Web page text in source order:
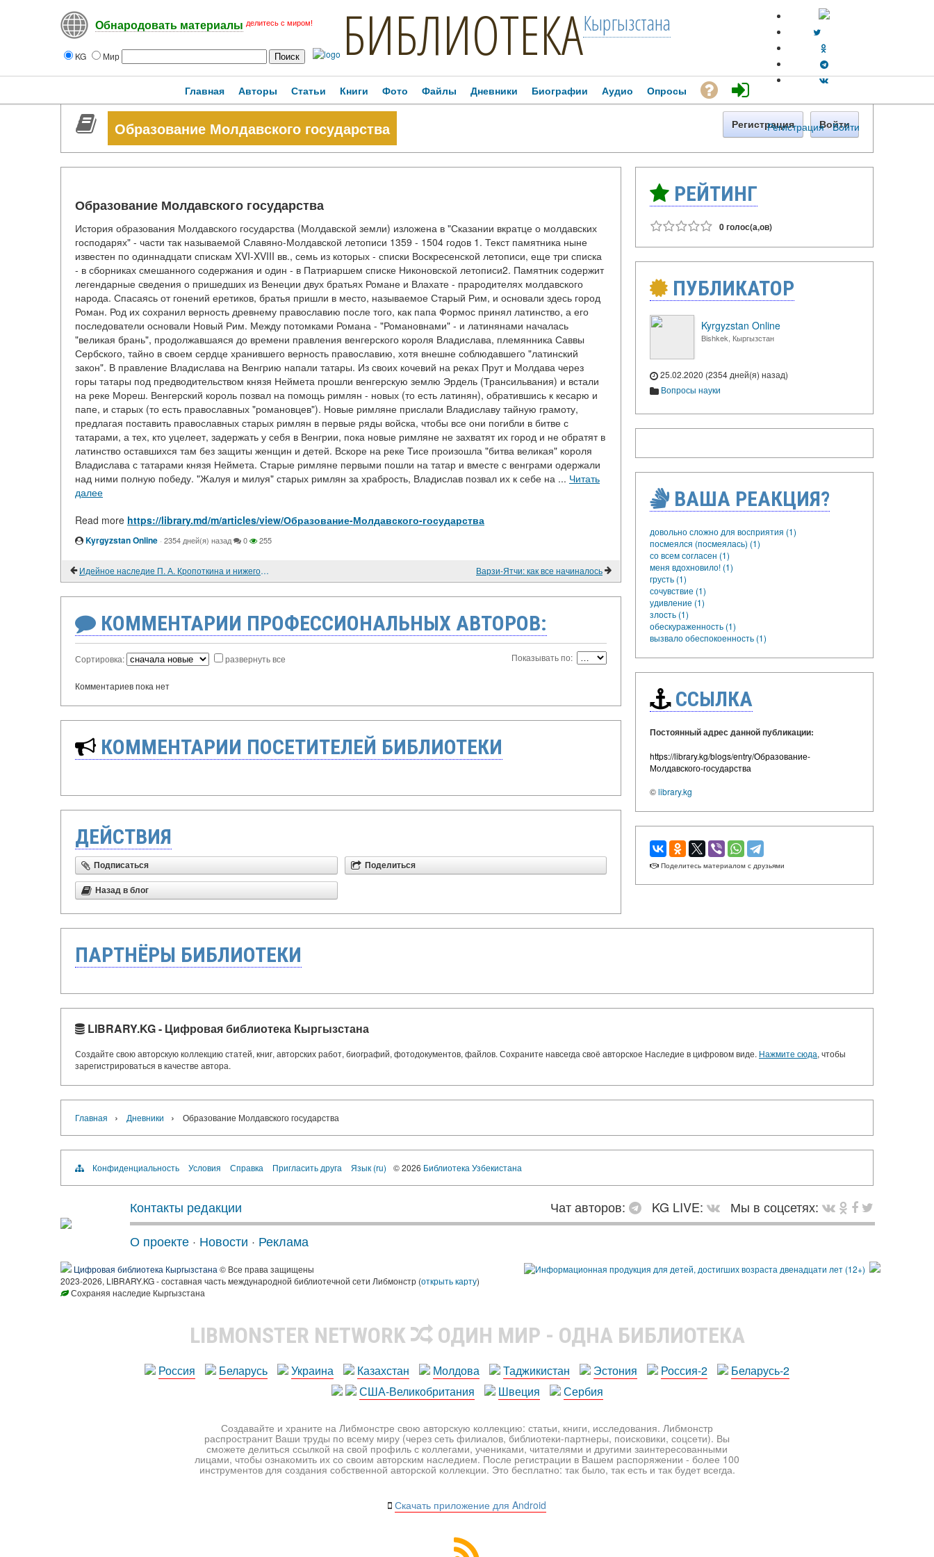
Обнародовать материалы делитесь с миром!
KG Мир БИБЛИОТЕКАКыргызстана
Регистрация · Войти
Главная Авторы Статьи Книги Фото Файлы Дневники Биографии Аудио Опросы
Образование Молдавского государства Регистрация Войти
Образование Молдавского государства
История образования Молдавского государства (Молдавской земли) изложена в "Сказании вкратце о молдавских
господарях" - части так называемой Славяно-Молдавской летописи 1359 - 1504 годов 1. Текст памятника ныне
известен по одиннадцати спискам XVI-XVIII вв., семь из которых - списки Воскресенской летописи, еще три списка
- в сборниках смешанного содержания и один - в Патриаршем списке Никоновской летописи2. Памятник содержит
легендарные сведения о пришедших из Венеции двух братьях Романе и Влахате - прародителях молдавского
народа. Спасаясь от гонений еретиков, братья пришли в место, называемое Старый Рим, и основали здесь город
Роман. Род их сохранил верность древнему православию после того, как папа Формос принял латинство, а его
последователи основали Новый Рим. Между потомками Романа - "Романовнами" - и латинянами началась
"великая брань", продолжавшаяся до времени правления венгерского короля Владислава, племянника Саввы
Сербского, тайно в своем сердце хранившего верность православию, хотя внешне соблюдавшего "латинский
закон". В правление Владислава на Венгрию напали татары. Из своих кочевий на реках Прут и Молдава через
горы татары под предводительством князя Неймета прошли венгерскую землю Эрдель (Трансильвания) и встали
на реке Мореш. Венгерский король позвал на помощь римлян - новых (то есть латинян), обратившись к кесарю и
папе, и старых (то есть православных "романовцев"). Новые римляне прислали Владиславу тайную грамоту,
предлагая поставить православных старых римлян в первые ряды войска, чтобы все они погибли в битве с
татарами, а тех, кто уцелеет, задержать у себя в Венгрии, пока новые римляне не захватят их город и не обратят в
латинство оставшихся там без защиты женщин и детей. Вскоре на реке Тисе произошла "битва великая" короля
Владислава с татарами князя Неймета. Старые римляне первыми пошли на татар и вместе с венграми одержали
над ними полную победу. "Жалуя и милуя" старых римлян за храбрость, Владислав позвал их к себе на ... Читать
далее
Read more https://library.md/m/articles/view/Образование-Молдавского-государства
Kyrgyzstan Online · 2354 дней(я) назад 0 255
Идейное наследие П. А. Кропоткина и нижегородские анархисты в 1918-1935 гг. Варзи-Ятчи: как все начиналось
КОММЕНТАРИИ ПРОФЕССИОНАЛЬНЫХ АВТОРОВ:
Сортировка: развернуть все Показывать по:
Комментариев пока нет
КОММЕНТАРИИ ПОСЕТИТЕЛЕЙ БИБЛИОТЕКИ
ДЕЙСТВИЯ
Подписаться Поделиться
Назад в блог
РЕЙТИНГ
0 голос(а,ов)
ПУБЛИКАТОР
Kyrgyzstan Online
Bishkek, Кыргызстан
25.02.2020 (2354 дней(я) назад)
Вопросы науки
ВАША РЕАКЦИЯ?
довольно сложно для восприятия (1)
посмеялся (посмеялась) (1)
со всем согласен (1)
меня вдохновило! (1)
грусть (1)
сочувствие (1)
удивление (1)
злость (1)
обескураженность (1)
вызвало обеспокоенность (1)
ССЫЛКА
Постоянный адрес данной публикации:
https://library.kg/blogs/entry/Образование-
Молдавского-государства
©library.kg
Поделитесь материалом с друзьями
ПАРТНЁРЫ БИБЛИОТЕКИ
LIBRARY.KG - Цифровая библиотека Кыргызстана
Создайте свою авторскую коллекцию статей, книг, авторских работ, биографий, фотодокументов, файлов. Сохраните навсегда своё авторское Наследие в цифровом виде. Нажмите сюда, чтобы
зарегистрироваться в качестве автора.
Главная › Дневники › Образование Молдавского государства
Конфиденциальность Условия Справка Пригласить друга Язык (ru) © 2026 Библиотека Узбекистана
Контакты редакции Чат авторов: KG LIVE:
Мы в соцсетях:
О проекте · Новости · Реклама
Цифровая библиотека Кыргызстана © Все права защищены
2023-2026, LIBRARY.KG - составная часть международной библиотечной сети Либмонстр (открыть карту)
Сохраняя наследие Кыргызстана
LIBMONSTER NETWORK ОДИН МИР - ОДНА БИБЛИОТЕКА
Россия Беларусь Украина Казахстан Молдова Таджикистан Эстония Россия-2
Беларусь-2
США-Великобритания
Швеция Сербия
Создавайте и храните на Либмонстре свою авторскую коллекцию: статьи, книги, исследования. Либмонстр
распространит Ваши труды по всему миру (через сеть филиалов, библиотеки-партнеры, поисковики, соцсети). Вы
сможете делиться ссылкой на свой профиль с коллегами, учениками, читателями и другими заинтересованными
лицами, чтобы ознакомить их со своим авторским наследием. После регистрации в Вашем распоряжении - более 100
инструментов для создания собственной авторской коллекции. Это бесплатно: так было, так есть и так будет всегда.
Скачать приложение для Android